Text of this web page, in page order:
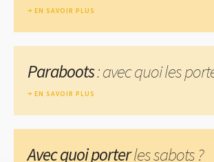
EN SAVOIR PLUS
Paraboots: avec quoi les
EN SAVOIR PLUS
Avec quoi porterles sabots ?